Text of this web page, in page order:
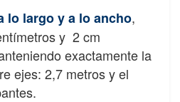
lo largo y a lo ancho,
y 2 cm
exactamente la
ejes: 2,7 metros y el